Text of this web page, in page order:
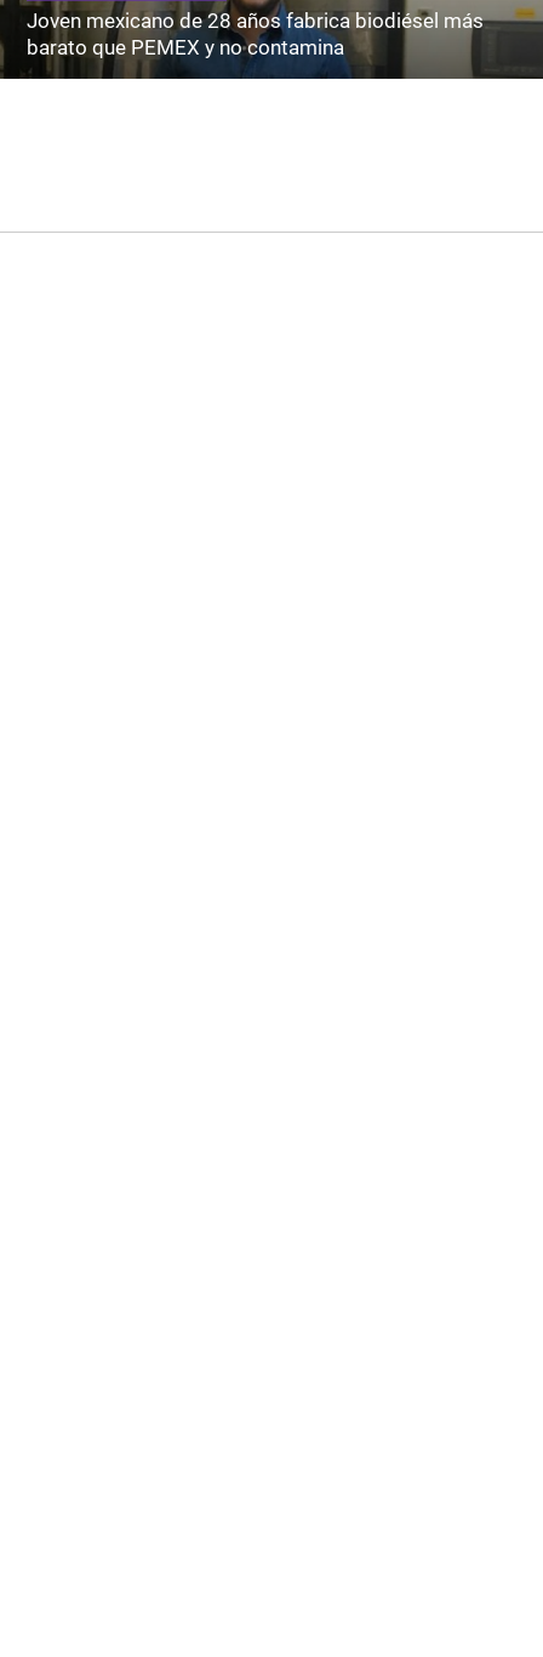
Joven mexicano de 28 años fabrica biodiésel más
barato que PEMEX y no contamina